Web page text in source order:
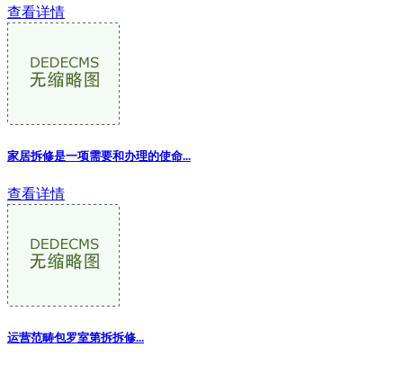
查看详情
家居拆修是一项需要和办理的使命...
查看详情
运营范畴包罗室第拆拆修...